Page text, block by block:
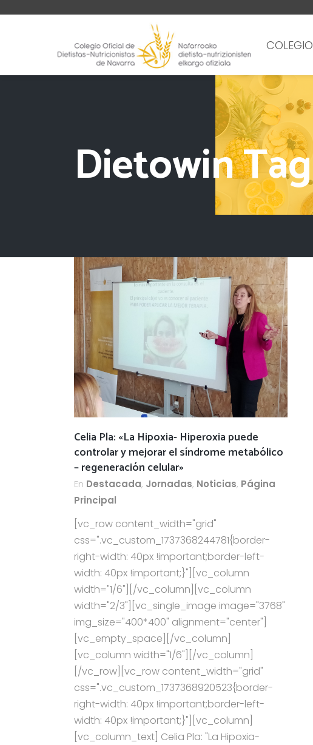
COLEGIO
Dietowin Tag
Celia Pla: «La Hipoxia- Hiperoxia puede
controlar y mejorar el síndrome metabólico
– regeneración celular»
En Destacada, Jornadas, Noticias, Página
Principal
[vc_row content_width="grid"
css=".vc_custom_1737368244781{border-
right-width: 40px !important;border-left-
width: 40px !important;}"][vc_column
width="1/6"][/vc_column][vc_column
width="2/3"][vc_single_image image="3768"
img_size="400*400" alignment="center"]
[vc_empty_space][/vc_column]
[vc_column width="1/6"][/vc_column]
[/vc_row][vc_row content_width="grid"
css=".vc_custom_1737368920523{border-
right-width: 40px !important;border-left-
width: 40px !important;}"][vc_column]
[vc_column_text] Celia Pla: "La Hipoxia-